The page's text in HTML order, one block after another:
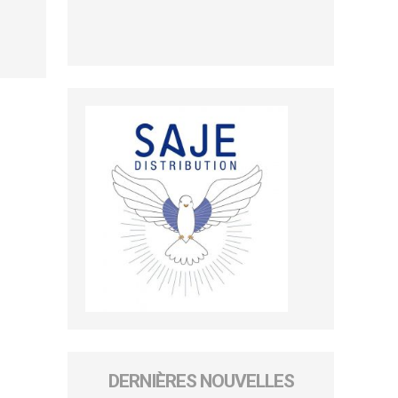
DERNIÈRES NOUVELLES